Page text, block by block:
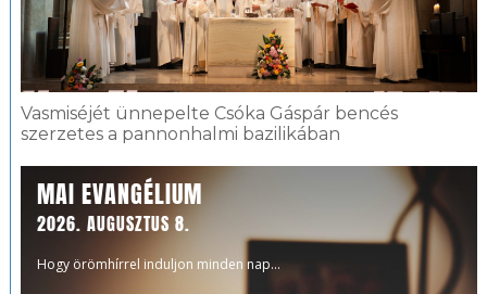
Vasmiséjét ünnepelte Csóka Gáspár bencés
szerzetes a pannonhalmi bazilikában
MAI EVANGÉLIUM
2026. AUGUSZTUS 8.
Hogy örömhírrel induljon minden nap...